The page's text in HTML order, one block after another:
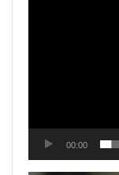
00:00